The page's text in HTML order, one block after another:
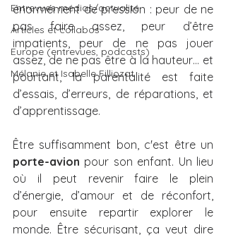
Entrevues médias/actualité
Articles et collabos
Europe (entrevues, podcasts)
Mélanie et Isabelle Filliozat
énormément de pression : peur de ne
pas faire assez, peur d’être
impatients, peur de ne pas jouer
assez, de ne pas être à la hauteur… et
pourtant, la parentalité est faite
d’essais, d’erreurs, de réparations, et
d’apprentissage.
porte-avion pour son enfant. Un lieu
où il peut revenir faire le plein
d’énergie, d’amour et de réconfort,
pour ensuite repartir explorer le
monde. Être sécurisant, ça veut dire